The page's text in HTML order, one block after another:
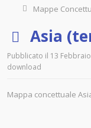
Mappe
p
d
f
Asia
Pubblicato il 13
download
Mappa concettuale